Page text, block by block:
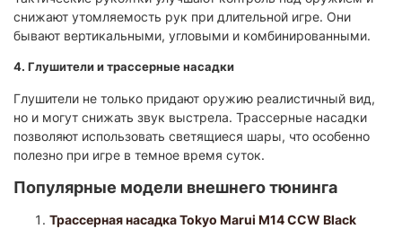
снижают утомляемость рук при длительной игре. Они
бывают вертикальными, угловыми и комбинированными.​
4. Глушители и трассерные насадки
Глушители не только придают оружию реалистичный вид,
но и могут снижать звук выстрела. Трассерные насадки
позволяют использовать светящиеся шары, что особенно
полезно при игре в темное время суток.​
Популярные модели внешнего тюнинга
Трассерная насадка Tokyo Marui M14 CCW Black